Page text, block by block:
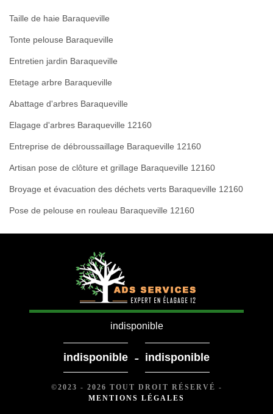
Taille de haie Baraqueville
Tonte pelouse Baraqueville
Entretien jardin Baraqueville
Etetage arbre Baraqueville
Abattage d'arbres Baraqueville
Elagage d'arbres Baraqueville 12160
Entreprise de débroussaillage Baraqueville 12160
Artisan pose de clôture et grillage Baraqueville 12160
Broyage et évacuation des déchets verts Baraqueville 12160
Pose de pelouse en rouleau Baraqueville 12160
indisponible
indisponible - indisponible
©2023 - 2026 TOUT DROIT RÉSERVÉ -
MENTIONS LÉGALES